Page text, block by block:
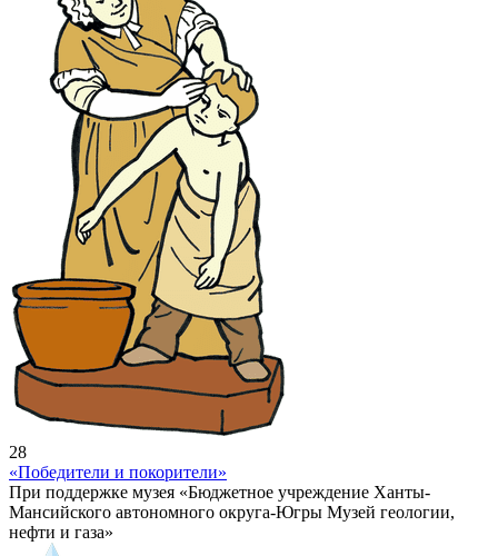
28
«Победители и покорители»
При поддержке музея «Бюджетное учреждение Ханты-
Мансийского автономного округа-Югры Музей геологии,
нефти и газа»